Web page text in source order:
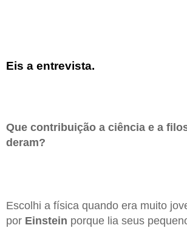
Eis a entrevista.
Que contribuição a ciência e a
deram?
Escolhi a física quando era muito
por Einstein porque lia seus